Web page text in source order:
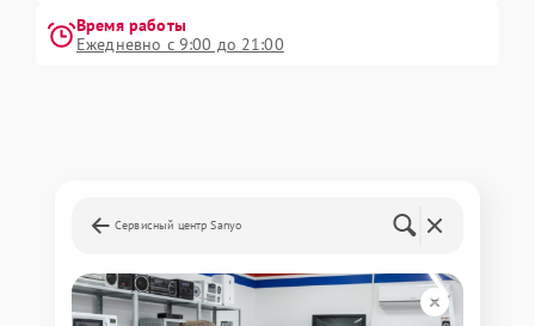
Время работы
Ежедневно с 9:00 до 21:00
Сервисный центр Sanyo